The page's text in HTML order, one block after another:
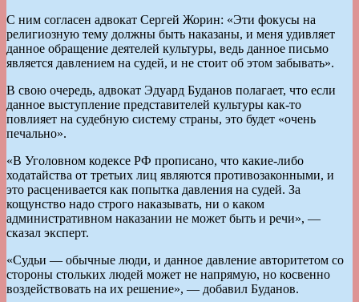
С ним согласен адвокат Сергей Жорин: «Эти фокусы на
религиозную тему должны быть наказаны, и меня удивляет
данное обращение деятелей культуры, ведь данное письмо
является давлением на судей, и не стоит об этом забывать».
В свою очередь, адвокат Эдуард Буданов полагает, что если
данное выступление представителей культуры как-то
повлияет на судебную систему страны, это будет «очень
печально».
«В Уголовном кодексе РФ прописано, что какие-либо
ходатайства от третьих лиц являются противозаконными, и
это расценивается как попытка давления на судей. За
кощунство надо строго наказывать, ни о каком
административном наказании не может быть и речи», —
сказал эксперт.
«Судьи — обычные люди, и данное давление авторитетом со
стороны стольких людей может не напрямую, но косвенно
воздействовать на их решение», — добавил Буданов.